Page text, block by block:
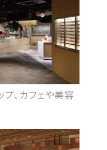
プ、カフェや美容